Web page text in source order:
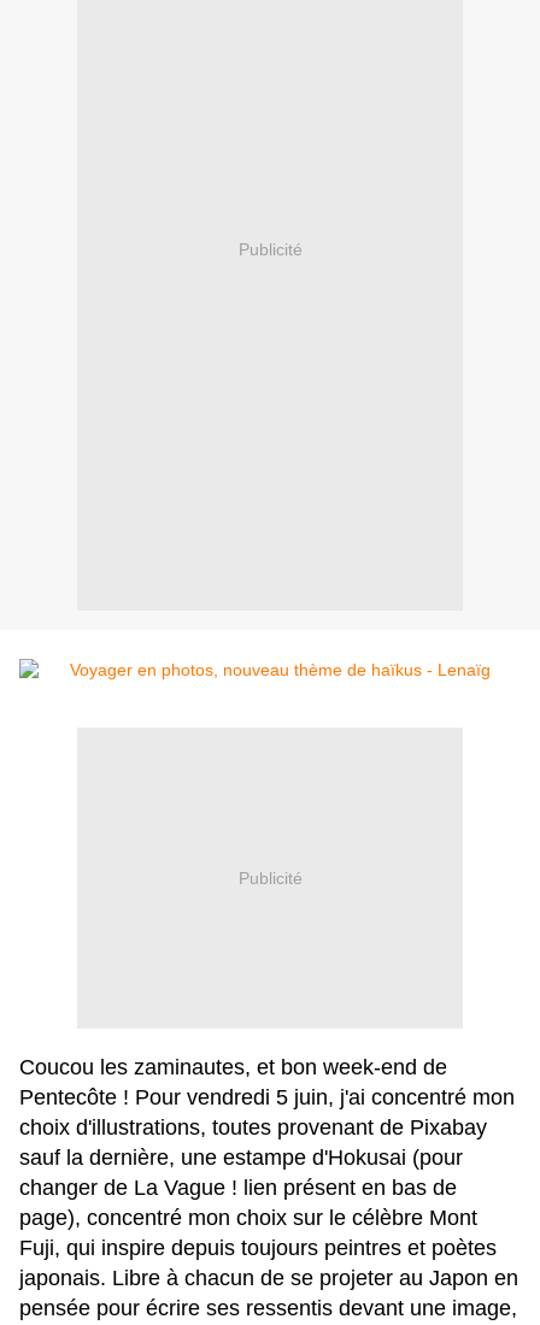
Publicité
Publicité
Coucou les zaminautes, et bon week-end de
Pentecôte ! Pour vendredi 5 juin, j'ai concentré mon
choix d'illustrations, toutes provenant de Pixabay
sauf la dernière, une estampe d'Hokusai (pour
changer de La Vague ! lien présent en bas de
page), concentré mon choix sur le célèbre Mont
Fuji, qui inspire depuis toujours peintres et poètes
japonais. Libre à chacun de se projeter au Japon en
pensée pour écrire ses ressentis devant une image,